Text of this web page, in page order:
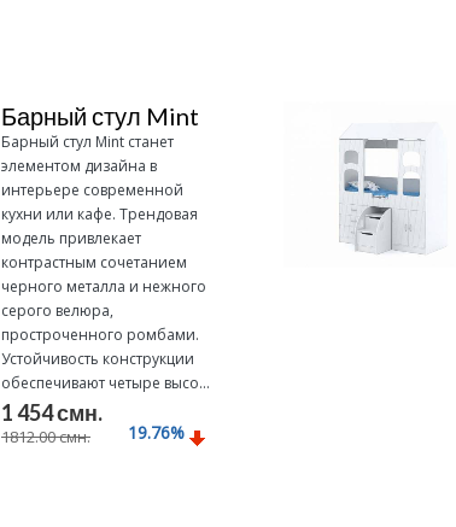
Барный стул Mint
Барный стул Mint станет
элементом дизайна в
интерьере современной
кухни или кафе. Трендовая
модель привлекает
контрастным сочетанием
черного металла и нежного
серого велюра,
простроченного ромбами.
Устойчивость конструкции
обеспечивают четыре высо...
1 454 смн.
1812.00 смн. 19.76%